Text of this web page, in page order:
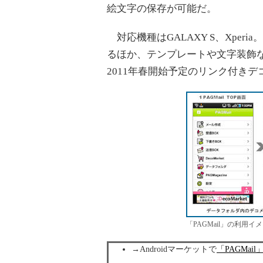
絵文字の保存が可能だ。
対応機種はGALAXY S、Xperia
るほか、テンプレートや文字装飾
2011年春開始予定のリンク付き
「PAGMail」の利用イ
→Androidマーケットで 「PAGMail